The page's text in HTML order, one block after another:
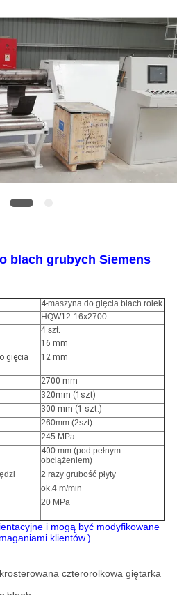
blach grubych Siemens
4-maszyna do gięcia blach rolek
HQW12-16x2700
4 szt.
16 mm
gięcia
12 mm
2700 mm
320mm (1szt)
300 mm (1 szt.)
260mm (2szt)
245 MPa
400 mm (pod pełnym
obciążeniem)
2 razy grubość płyty
ok.4 m/min
20 MPa
i mogą być modyfikowane
klientów.)
czterorolkowa giętarka